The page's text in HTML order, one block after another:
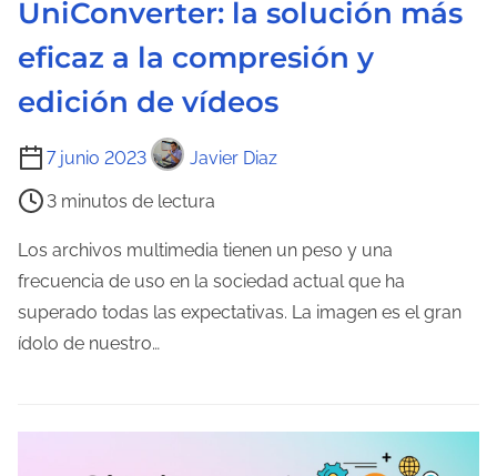
t
r
a
UniConverter: la solución más
eficaz a la compresión y
edición de vídeos
7 junio 2023 Javier Diaz
T
e
m
p
o
d
e
3 minutos de lectura
Los archivos multimedia tienen un peso y una
frecuencia de uso en la sociedad actual que ha
superado todas las expectativas. La imagen es el gran
ídolo de nuestro…